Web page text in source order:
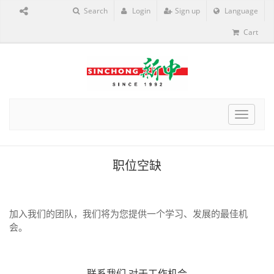
Search Login Sign up Language
Cart
Toggle
职位空缺
加入我们的团队，我们将为您提供一个学习、发展的最佳机
会。